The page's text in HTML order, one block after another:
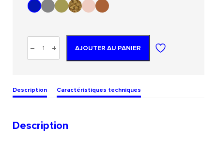
AJOUTER AU PANIER
Description Caractéristiques techniques
Description